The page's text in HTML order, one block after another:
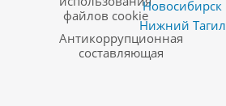
файлов cookie
Антикоррупционная
составляющая
Новосибирск
Нижний Тагил